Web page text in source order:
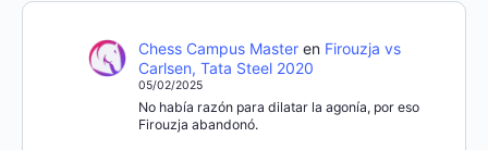
Chess Campus Masteren Firouzja vs
Carlsen, Tata Steel 2020
05/02/2025
No había razón para dilatar la agonía, por eso
Firouzja abandonó.